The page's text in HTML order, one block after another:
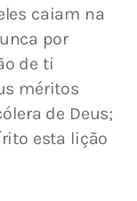
caiam na
por
de ti
méritos
de Deus;
esta lição